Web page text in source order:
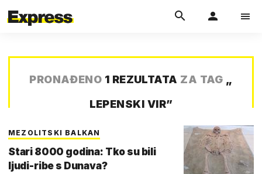
PRONAĐENO 1 REZULTATA ZA TAG „
LEPENSKI VIR”
MEZOLITSKI BALKAN
Stari 8000 godina: Tko su bili
ljudi-ribe s Dunava?